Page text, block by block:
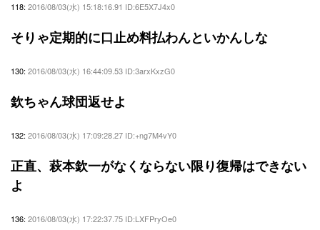
118: 2016/08/03(水) 15:18:16.91 ID:6E5X7J4x0
そりゃ定期的に口止め料払わんといかんしな
130: 2016/08/03(水) 16:44:09.53 ID:3arxKxzG0
欽ちゃん球団返せよ
132: 2016/08/03(水) 17:09:28.27 ID:+ng7M4vY0
正直、萩本欽一がなくならない限り復帰はできない
よ
136: 2016/08/03(水) 17:22:37.75 ID:LXFPryOe0